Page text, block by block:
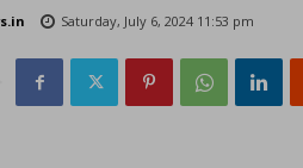
Saturday, July 6, 2024 11:53 pm